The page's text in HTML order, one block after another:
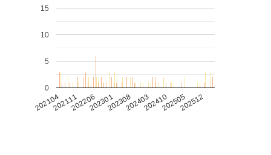
202104202111202206202301202308202403202410202505202512
0
5
10
15